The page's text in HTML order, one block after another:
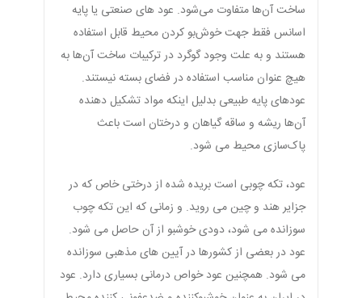
ساخت آن‌ها متفاوت می‌شود. عود های صنعتی یا پایه
اسانس فقط جهت خوش‌بو کردن محیط قابل استفاده
هستند و به علت وجود گوگرد در ترکیبات ساخت آن‌ها به
هیچ عنوان مناسب استفاده در فضای بسته نیستند.
عودهای پایه طبیعی بدلیل اینکه مواد تشکیل دهنده
آن‌ها ریشه و ساقه گیاهان و درختان است باعث
پاک‌سازی محیط می شود.
عود، تکه چوبی است بریده شده از درختی خاص که در
جزایر هند و چین می روید. و زمانی که این تکه چوب
سوزانده می شود، دودی خوشبو از آن حاصل می شود.
عود در بعضی از کشورها در آیین های مذهبی سوزانده
می شود. همچنین عود خواص درمانی بسیاری دارد. عود